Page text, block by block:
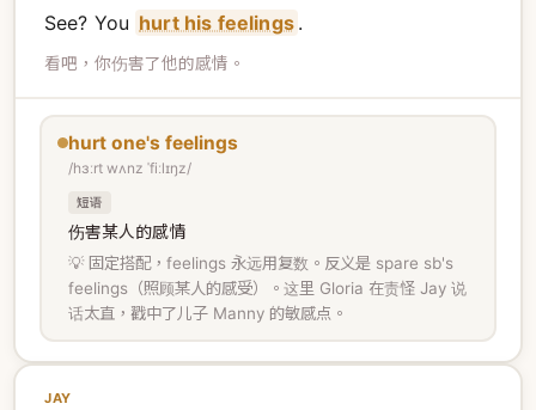
See? You hurt his feelings .
看吧，你伤害了他的感情。
hurt one's feelings
/hɜːrt wʌnz ˈfiːlɪŋz/
短语
伤害某人的感情
💡 固定搭配，feelings 永远用复数。反义是 spare sb's
feelings（照顾某人的感受）。这里 Gloria 在责怪 Jay 说
话太直，戳中了儿子 Manny 的敏感点。
JAY